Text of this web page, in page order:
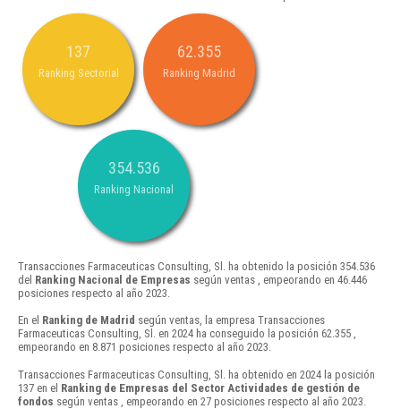
137
Ranking Sectorial
62.355
Ranking Madrid
354.536
Ranking Nacional
Transacciones Farmaceuticas Consulting, Sl. ha obtenido la posición 354.536
del Ranking Nacional de Empresas según ventas , empeorando en 46.446
posiciones respecto al año 2023.
En el Ranking de Madrid según ventas, la empresa Transacciones
Farmaceuticas Consulting, Sl. en 2024 ha conseguido la posición 62.355 ,
empeorando en 8.871 posiciones respecto al año 2023.
Transacciones Farmaceuticas Consulting, Sl. ha obtenido en 2024 la posición
137 en el Ranking de Empresas del Sector Actividades de gestión de
fondos según ventas , empeorando en 27 posiciones respecto al año 2023.